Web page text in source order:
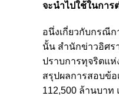
จะนำไปใช้ในกา
อนึ่งเกี่ยวกับกรณี
นั้น สำนักข่าวอิศร
ปราบการทุจริตแ
สรุปผลการสอบข้
112,500 ล้านบา